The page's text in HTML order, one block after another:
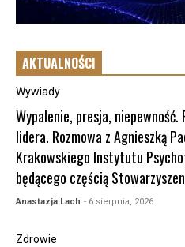
AKTUALNOŚCI
Wywiady
Wypalenie, presja,
lidera. Rozmowa z Agnieszką
Krakowskiego Instytutu
będącego częścią
Anastazja Lach - 6 sierpnia, 2026
Zdrowie